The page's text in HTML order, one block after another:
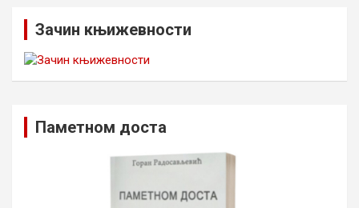
Зачин књижевности
Паметном доста